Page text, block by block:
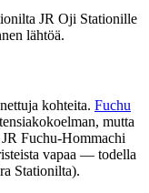
JR Oji Stationille
lähtöä.
kohteita. Fuchu
mutta
Fuchu-Hommachi
vapaa — todella
Stationilta).